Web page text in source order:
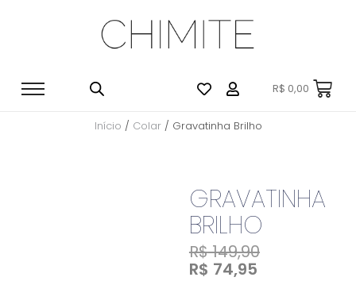
R$ 0,00
Início / Colar/ Gravatinha Brilho
GRAVATINHA
BRILHO
R$149,90
R$ 74,95